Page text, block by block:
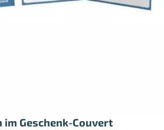
im Geschenk-Couvert